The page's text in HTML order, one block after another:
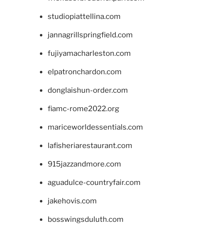
studiopiattellina.com
jannagrillspringfield.com
fujiyamacharleston.com
elpatronchardon.com
donglaishun-order.com
fiamc-rome2022.org
mariceworldessentials.com
lafisheriarestaurant.com
915jazzandmore.com
aguadulce-countryfair.com
jakehovis.com
bosswingsduluth.com